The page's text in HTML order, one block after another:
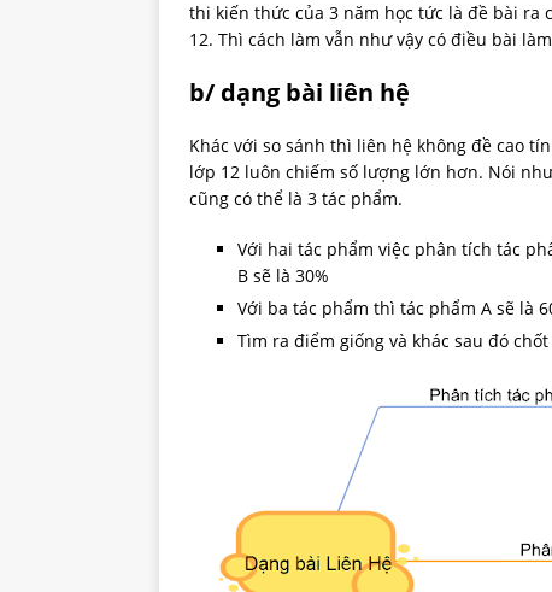
thi kiến thức của 3 năm học tức là đề bài ra
12. Thì cách làm vẫn như vậy có điều bài
b/ dạng bài liên hệ
Khác với so sánh thì liên hệ không đề cao
lớp 12 luôn chiếm số lượng lớn hơn. Nói
cũng có thể là 3 tác phẩm.
Với hai tác phẩm việc phân tích tác
B sẽ là 30%
Với ba tác phẩm thì tác phẩm A sẽ là
Tìm ra điểm giống và khác sau đó